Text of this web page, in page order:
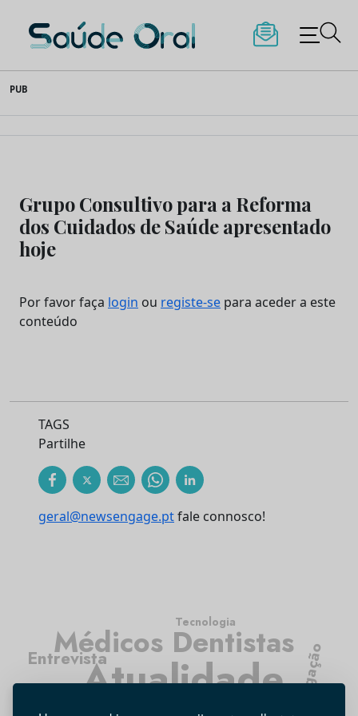
to
content
Saúde Oral
PUB
Grupo Consultivo para a Reforma
dos Cuidados de Saúde apresentado
hoje
Por favor faça login ou registe-se para aceder a este
conteúdo
TAGS
Partilhe
geral@newsengage.ptfale connosco!
Atualidade
Médicos Dentistas
Entrevista
Tecnologia
Investigação